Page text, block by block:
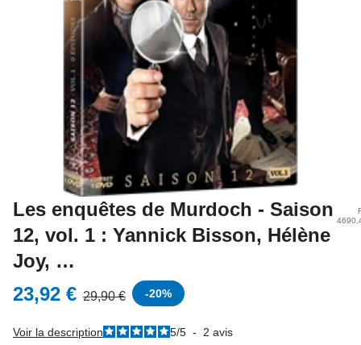
Les enquêtes de Murdoch - Saison
12, vol. 1 : Yannick Bisson, Hélène
Joy, …
23,92 € 29,90 € -20%
Voir la description 5/5 - 2 avis